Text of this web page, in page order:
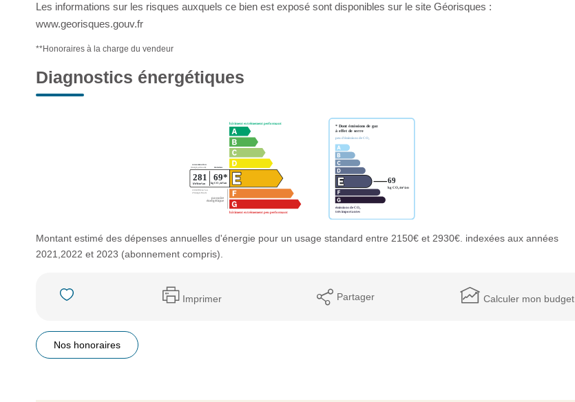
Les informations sur les risques auxquels ce bien est exposé sont disponibles sur le site Géorisques :
www.georisques.gouv.fr
**Honoraires à la charge du vendeur
Diagnostics énergétiques
Montant estimé des dépenses annuelles d'énergie pour un usage standard entre 2150€ et 2930€. indexées aux années
2021,2022 et 2023 (abonnement compris).
Imprimer Partager Calculer mon budget
Nos honoraires